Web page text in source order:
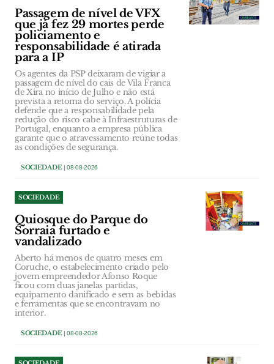
Passagem de nível de VFX
que já fez 29 mortes perde
policiamento e
responsabilidade é atirada
para a IP
Os agentes da PSP deixaram de vigiar a
passagem de nível do cais de Vila Franca
de Xira no início de Julho e não está
prevista a retoma do serviço. A polícia
defende que a responsabilidade pela
redução do risco cabe à Infraestruturas de
Portugal, enquanto a empresa pública
garante que o atravessamento reúne todas
as condições de segurança.
SOCIEDADE| 08-08-2026
SOCIEDADE
Quiosque do Parque do
Sorraia furtado e
vandalizado
Aberto há menos de quatro meses em
Coruche, o estabelecimento criado pelo
jovem empreendedor Afonso Roque
ficou com duas janelas partidas,
equipamento danificado e sem as bebidas
e ferramentas que se encontravam no
interior.
SOCIEDADE| 08-08-2026